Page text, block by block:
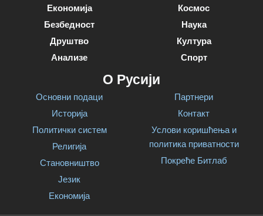
Економија
Безбедност
Друштво
Анализе
Космос
Наука
Култура
Спорт
О Русији
Основни подаци
Историја
Политички систем
Религија
Становништво
Језик
Економија
Партнери
Контакт
Услови коришћења и
политика приватности
Покреће Битлаб